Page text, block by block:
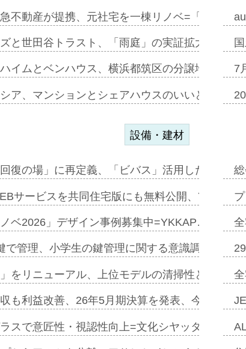
不動産が提携、元社宅を一棟リノベ=「職住遊
と世田谷トラスト、「雨庭」の実証拡大へ=ガ
イムとベンハウス、横浜都筑区の分譲地開発で
ア、マンションとシェアハウスのいいとこどり
7
設備・建材
復の場」に再定義、「ビバス」活用した新入浴
サービスを共同住宅版にも無料公開、YKKAP
ノベ2026」デザイン事例募集中=YKKAP…
で管理、小学生の鍵管理に関する意識調査
」をリニューアル、上位モデルの清掃性と安全
も利益改善、26年5月期決算を発表、今期は増
スで意匠性・視認性向上=文化シヤッター…